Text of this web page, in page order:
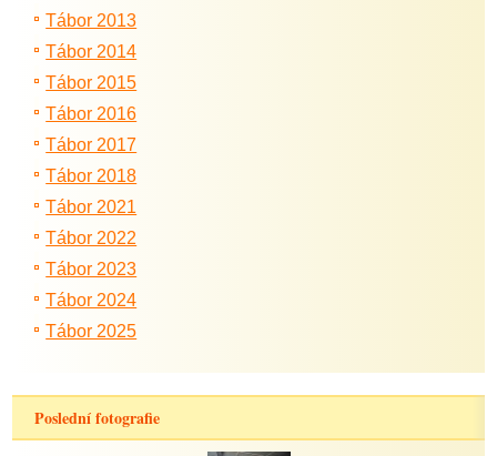
Tábor 2013
Tábor 2014
Tábor 2015
Tábor 2016
Tábor 2017
Tábor 2018
Tábor 2021
Tábor 2022
Tábor 2023
Tábor 2024
Tábor 2025
Poslední fotografie